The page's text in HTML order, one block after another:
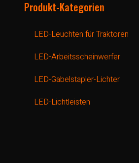
Produkt-Kategorien
LED-Leuchten für Traktoren
LED-Arbeitsscheinwerfer
LED-Gabelstapler-Lichter
LED-Lichtleisten